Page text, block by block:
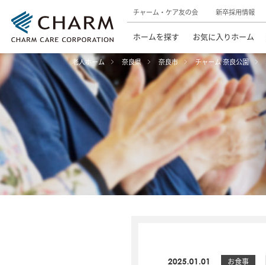
チャーム・ケア友の会 新卒採用情報
ホームを探す お気に入りホーム
老人ホーム 奈良県 奈良市 チャーム 奈良公園
2025.01.01 お食事